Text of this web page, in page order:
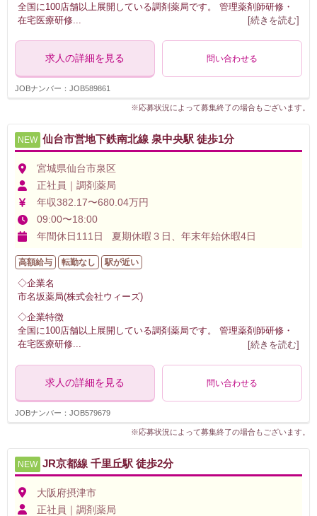
全国に100店舗以上展開している調剤薬局です。 管理薬剤師研修・
在宅医療研修
[続きを読む]
求人の詳細を見る 問い合わせる
JOBナンバー：JOB589861
※応募状況によって募集終了の場合もございます。
NEW 仙台市営地下鉄南北線 泉中央駅 徒歩1分
宮城県仙台市泉区
正社員｜調剤薬局
年収382.17〜680.04万円
09:00〜18:00
年間休日111日 夏期休暇３日、年末年始休暇4日
高額給与 転勤なし 駅が近い
◇企業名
市名坂薬局(株式会社ウィーズ)
◇企業特徴
全国に100店舗以上展開している調剤薬局です。 管理薬剤師研修・
在宅医療研修... [続きを読む]
求人の詳細を見る 問い合わせる
JOBナンバー：JOB579679
※応募状況によって募集終了の場合もございます。
NEW JR京都線 千里丘駅 徒歩2分
大阪府摂津市
正社員｜調剤薬局